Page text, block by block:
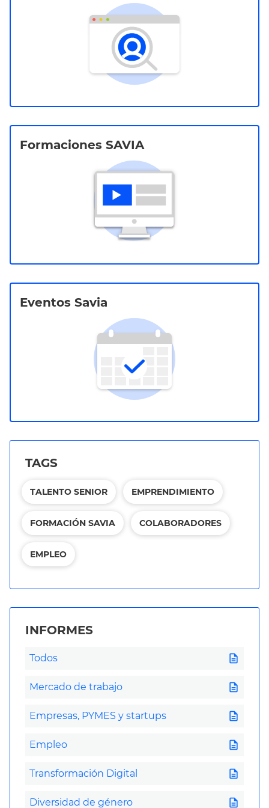
Formaciones SAVIA
Eventos Savia
TAGS
TALENTO SENIOR EMPRENDIMIENTO
FORMACIÓN SAVIA COLABORADORES
EMPLEO
INFORMES
Todos description
Mercado de trabajo description
Empresas, PYMES y startups description
Empleo description
Transformación Digital description
Diversidad de género description